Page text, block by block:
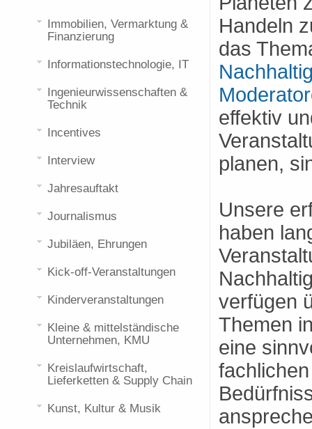
Handeln
das
effektiv
planen,
Unsere
haben
verfügen
Themen
eine
Immobilien, Vermarktung &
Finanzierung
Informationstechnologie, IT
Ingenieurwissenschaften &
Technik
Incentives
Interview
Jahresauftakt
Journalismus
Jubiläen, Ehrungen
Kick-off-Veranstaltungen
Kinderveranstaltungen
Kleine & mittelständische
Unternehmen, KMU
Kreislaufwirtschaft,
Lieferketten & Supply Chain
Kunst, Kultur & Musik